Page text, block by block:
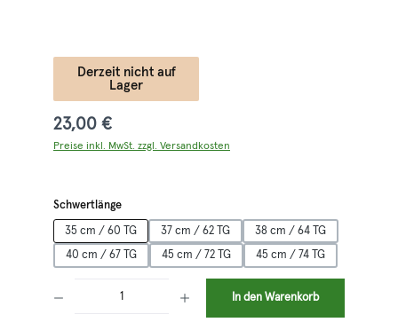
Derzeit nicht auf
Lager
23,00 €
Preise inkl. MwSt. zzgl. Versandkosten
Schwertlängeauswählen
35 cm / 60 TG 37 cm / 62 TG 38 cm / 64 TG
40 cm / 67 TG 45 cm / 72 TG 45 cm / 74 TG
In den Warenkorb